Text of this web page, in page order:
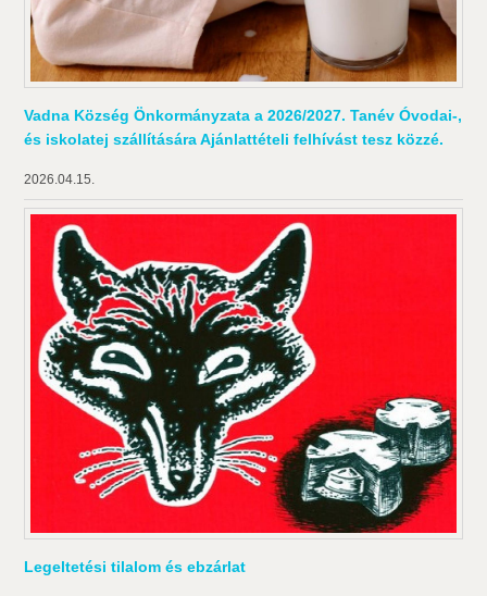
Vadna Község Önkormányzata a 2026/2027. Tanév Óvodai-,
és iskolatej szállítására Ajánlattételi felhívást tesz közzé.
2026.04.15.
Legeltetési tilalom és ebzárlat